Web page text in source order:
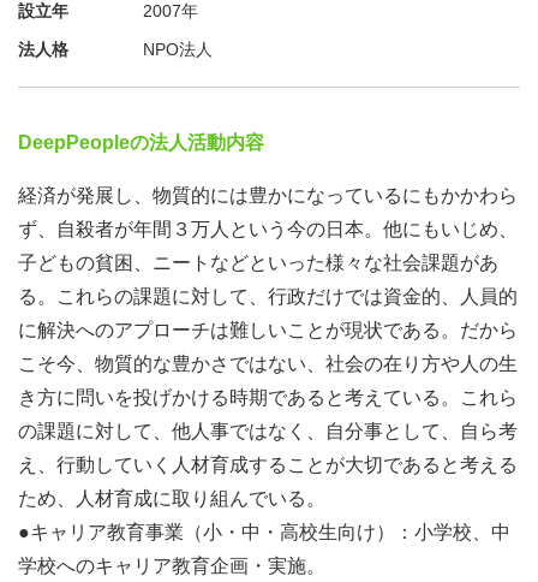
協力企業
2026年度は3団体が協力してくださることになりました！
●富士通株式会社
●ダ・ヴィンチ（下記3社の合同チーム名）
・JT生命誌研究館
設立年
2007年
法人格
NPO法人
DeepPeopleの法人活動内容
経済が発展し、物質的には豊かになっているにもかかわら
ず、自殺者が年間３万人という今の日本。他にもいじめ、
子どもの貧困、ニートなどといった様々な社会課題があ
る。これらの課題に対して、行政だけでは資金的、人員的
に解決へのアプローチは難しいことが現状である。だから
こそ今、物質的な豊かさではない、社会の在り方や人の生
き方に問いを投げかける時期であると考えている。これら
の課題に対して、他人事ではなく、自分事として、自ら考
え、行動していく人材育成することが大切であると考える
ため、人材育成に取り組んでいる。
●キャリア教育事業（小・中・高校生向け）：小学校、中
学校へのキャリア教育企画・実施。